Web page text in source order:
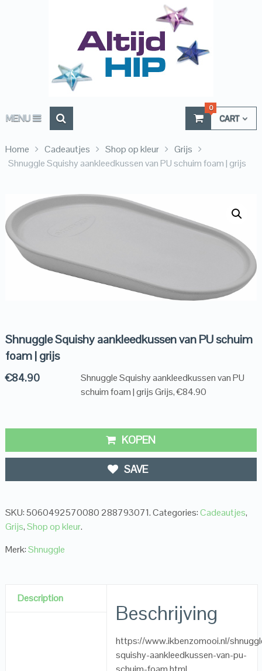
MENU CART
0
Home Cadeautjes Shop op kleur
Grijs
Shnuggle Squishy aankleedkussen van PU schuim foam | grijs
Shnuggle Squishy aankleedkussen van PU schuim
foam | grijs
€84.90
Shnuggle Squishy aankleedkussen van PU
schuim foam | grijs Grijs, €84.90
KOPEN
SAVE
SKU:5060492570080 288793071.Categories:Cadeautjes,
Grijs,Shop op kleur.
Merk:Shnuggle
Description
Beschrijving
https://www.ikbenzomooi.nl/
squishy-aankleedkussen-van-pu-